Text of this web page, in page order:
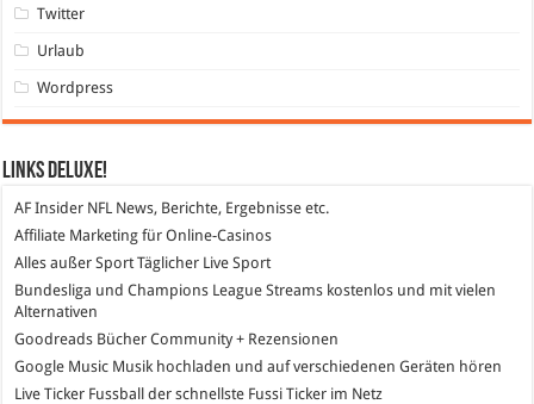
Twitter
Urlaub
Wordpress
Links DeLuXe!
AF Insider NFL News, Berichte, Ergebnisse etc.
Affiliate Marketing für Online-Casinos
Alles außer SportTäglicher Live Sport
Bundesliga und Champions League Streams kostenlos und mit vielen
Alternativen
Goodreads Bücher Community + Rezensionen
Google Music Musik hochladen und auf verschiedenen Geräten hören
Live Ticker Fussball
der schnellste Fussi Ticker im Netz